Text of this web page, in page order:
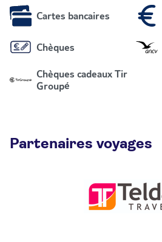
Cartes bancaires
Chèques
Chèques cadeaux Tir
Groupé
Partenaires voyages